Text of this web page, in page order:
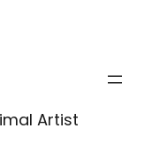
Artist